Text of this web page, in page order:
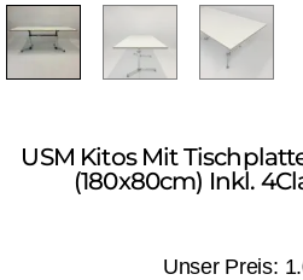
USM Kitos Mit
(180x80cm) Inkl.